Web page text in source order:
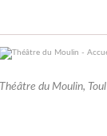
Théâtre du Moulin, Toul